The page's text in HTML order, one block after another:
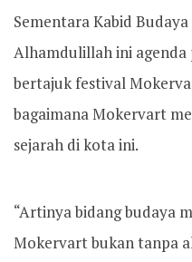
Sementara Kabid
Alhamdulillah ini
bertajuk festival
bagaimana Mokervart
sejarah di kota ini.
“Artinya bidang budaya
Mokervart bukan tanpa